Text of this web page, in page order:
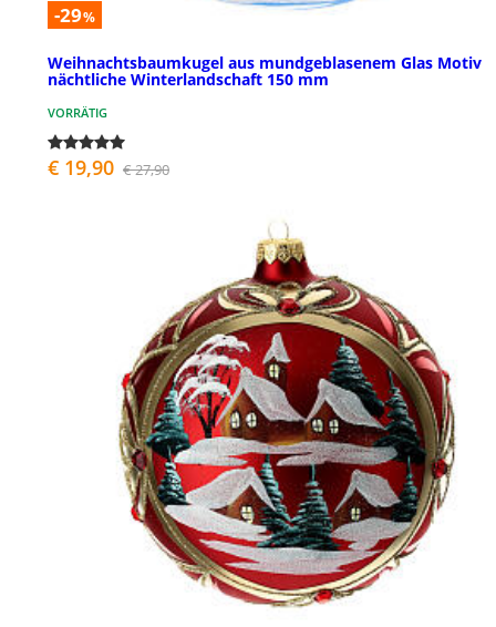
-29%
Weihnachtsbaumkugel aus mundgeblasenem Glas Motiv
nächtliche Winterlandschaft 150 mm
VORRÄTIG
€ 19,90 € 27,90